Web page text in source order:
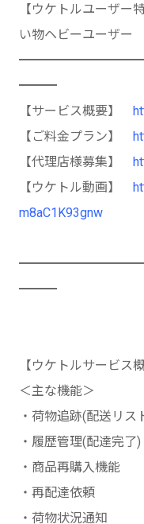
【ウケトルユーザー
い物ヘビーユーザー
━━━
【サービス概要】
【ご料金プラン】
【代理店様募集】
【ウケトル動画】
m8aC1K93gnw
━━━
【ウケトルサービス概
＜主な機能＞
・荷物追跡(配送リス
・履歴管理(配達完了)
・商品再購入機能
・再配達依頼
・荷物状況通知